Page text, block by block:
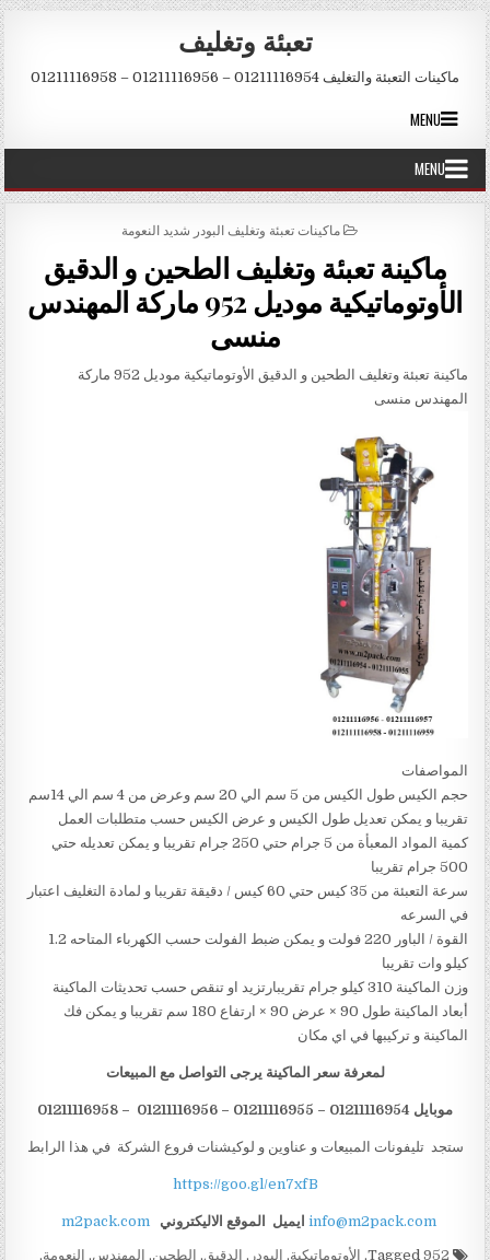
Skip to content
تعبئة وتغليف
ماكينات التعبئة والتغليف 01211116954 – 01211116956 – 01211116958
MENU
MENU
POSTED IN
ماكينات تعبئة وتغليف البودر شديد النعومة
ماكينة تعبئة وتغليف الطحين و الدقيق
الأوتوماتيكية موديل 952 ماركة المهندس
منسى
ماكينة تعبئة وتغليف الطحين و الدقيق الأوتوماتيكية موديل 952 ماركة
المهندس منسى
المواصفات
حجم الكيس طول الكيس من 5 سم الي 20 سم وعرض من 4 سم الي 14سم
تقريبا و يمكن تعديل طول الكيس و عرض الكيس حسب متطلبات العمل
كمية المواد المعبأة من 5 جرام حتي 250 جرام تقريبا و يمكن تعديله حتي
500 جرام تقريبا
سرعة التعبئة من 35 كيس حتي 60 كيس / دقيقة تقريبا و لمادة التغليف اعتبار
في السرعه
القوة / الباور 220 فولت و يمكن ضبط الفولت حسب الكهرباء المتاحه 1.2
كيلو وات تقريبا
وزن الماكينة 310 كيلو جرام تقريبارتزيد او تنقص حسب تحديثات الماكينة
أبعاد الماكينة طول 90 × عرض 90 × ارتفاع 180 سم تقريبا و يمكن فك
الماكينة و تركيبها في اي مكان
لمعرفة سعر الماكينة يرجى التواصل مع المبيعات
موبايل 01211116954 – 01211116955 – 01211116956 – 01211116958
ستجد تليفونات المبيعات و عناوين و لوكيشنات فروع الشركة في هذا الرابط
https://goo.gl/en7xfB
info@m2pack.com ايميل الموقع الاليكتروني m2pack.com
952
, الأوتوماتيكية, البودر , الدقيق, الطحين, المهندس, النعومة,